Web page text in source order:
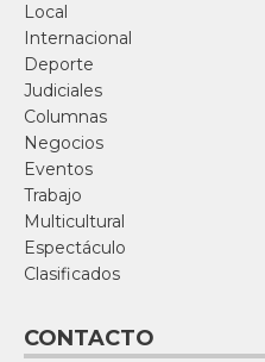
Local
Internacional
Deporte
Judiciales
Columnas
Negocios
Eventos
Trabajo
Multicultural
Espectáculo
Clasificados
CONTACTO